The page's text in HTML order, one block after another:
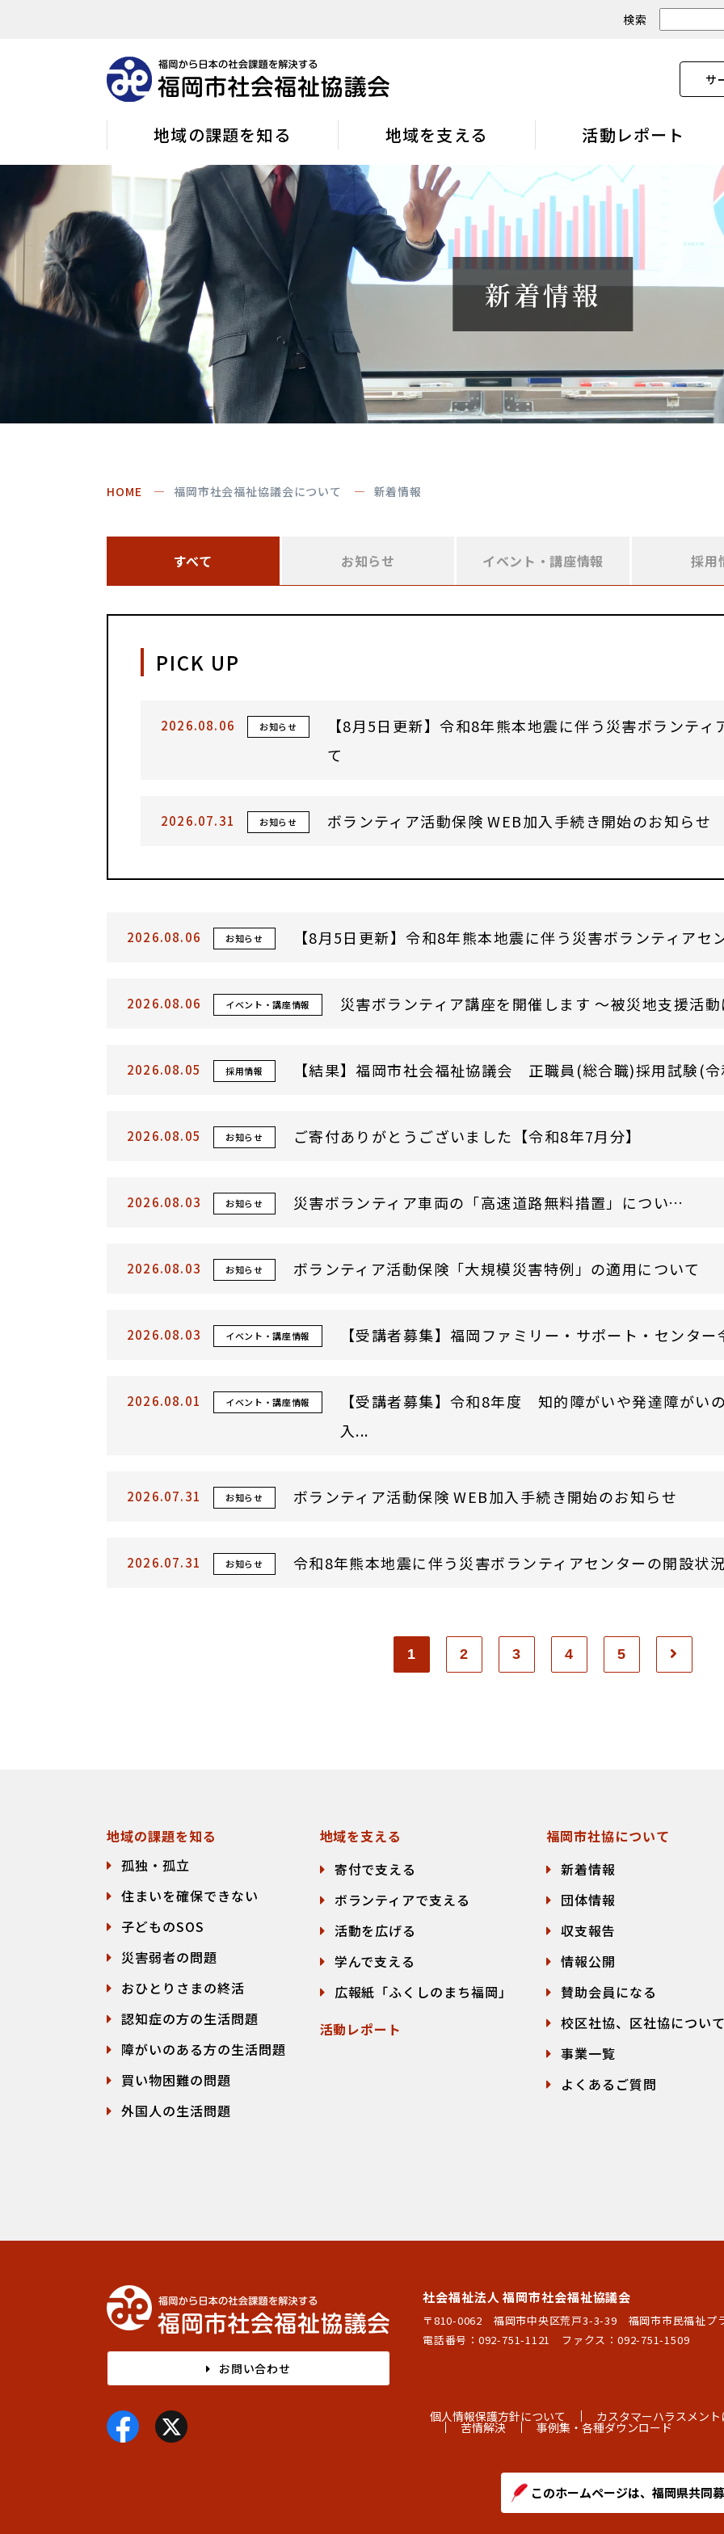
検索
サ
地域の課題を知る 地域を支える 活動レポート
新着情報
HOME 福岡市社会福祉協議会について 新着情報
すべて お知らせ イベント・講座情報 採用
PICK UP
2026.08.06 お知らせ
【8月5日更新】令和8年熊本地震に伴う災害ボランテ
て
2026.07.31 お知らせ ボランティア活動保険 WEB加入手続き開始のお知らせ
2026.08.06 お知らせ 【8月5日更新】令和8年熊本地震に伴う災害ボランティアセ
2026.08.06 イベント・講座情報 災害ボランティア講座を開催します ～被災地支援活
2026.08.05 採用情報 【結果】福岡市社会福祉協議会 正職員(総合職)採用試験(
2026.08.05 お知らせ ご寄付ありがとうございました【令和8年7月分】
2026.08.03 お知らせ 災害ボランティア車両の「高速道路無料措置」について
2026.08.03 お知らせ ボランティア活動保険「大規模災害特例」の適用について
2026.08.03 イベント・講座情報 【受講者募集】福岡ファミリー・サポート・センタ
2026.08.01 イベント・講座情報
【受講者募集】令和8年度 知的障がいや発達障がい
入...
2026.07.31 お知らせ ボランティア活動保険 WEB加入手続き開始のお知らせ
2026.07.31 お知らせ 令和8年熊本地震に伴う災害ボランティアセンターの開設状
1 2 3 4 5
地域の課題を知る
孤独・孤立
住まいを確保できない
子どものSOS
災害弱者の問題
おひとりさまの終活
認知症の方の生活問題
障がいのある方の生活問題
買い物困難の問題
外国人の生活問題
地域を支える
寄付で支える
ボランティアで支える
活動を広げる
学んで支える
広報紙「ふくしのまち福岡」
活動レポート
福岡市社協について
新着情報
団体情報
収支報告
情報公開
賛助会員になる
校区社協、区社協について
事業一覧
よくあるご質問
お問い合わせ
社会福祉法人 福岡市社会福祉協議会
〒810-0062 福岡市中央区荒戸3-3-39 福岡市市民福祉プ
電話番号： 092-751-1121 ファクス：092-751-1509
個人情報保護方針について カスタマーハラスメン
苦情解決 事例集・各種ダウンロード
このホームページは、福岡県共同